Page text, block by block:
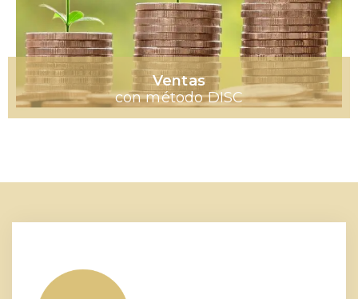
Ventas
con método DISC